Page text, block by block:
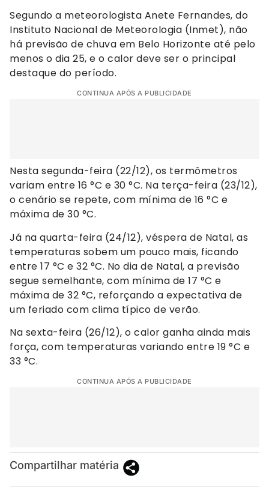
Segundo a meteorologista Anete Fernandes, do
Instituto Nacional de Meteorologia (Inmet), não
há previsão de chuva em Belo Horizonte até pelo
menos o dia 25, e o calor deve ser o principal
destaque do período.
CONTINUA APÓS A PUBLICIDADE
Nesta segunda-feira (22/12), os termômetros
variam entre 16 °C e 30 °C. Na terça-feira (23/12),
o cenário se repete, com mínima de 16 °C e
máxima de 30 °C.
Já na quarta-feira (24/12), véspera de Natal, as
temperaturas sobem um pouco mais, ficando
entre 17 °C e 32 °C. No dia de Natal, a previsão
segue semelhante, com mínima de 17 °C e
máxima de 32 °C, reforçando a expectativa de
um feriado com clima típico de verão.
Na sexta-feira (26/12), o calor ganha ainda mais
força, com temperaturas variando entre 19 °C e
33 °C.
CONTINUA APÓS A PUBLICIDADE
Compartilhar matéria